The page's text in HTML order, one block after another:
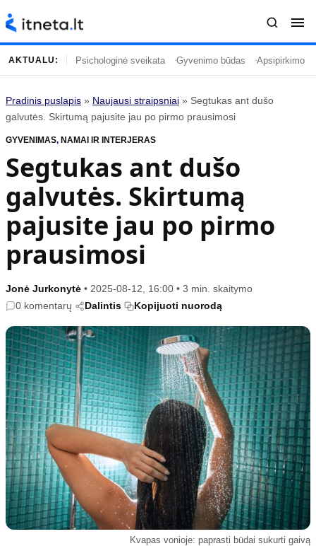
Turinys
Naujausi straipsniai
Gyvenimas
Įdomybės
Mada
Mokslas
Namai ir interjeras
Temos
Kulinarija
Gyvenimo būdas
Vasaros mada
Populiaru
Sodas ir daržas
Sveikata ir grožis
Karjera
Psichologinė sveikata
Tvari mada
Informacija
Klaidų taisymo politika
Naudojimo sąlygos
Privatumo politika
Reklamos politika
Slapukų politika
Redakcija
Apie mus
Autoriai
AKTUALU: Psichologinė sveikata Gyvenimo būdas Apsipirkimo
Pradinis puslapis » Naujausi straipsniai » Segtukas ant dušo
galvutės. Skirtumą pajusite jau po pirmo prausimosi
GYVENIMAS, NAMAI IR INTERJERAS
Segtukas ant dušo
galvutės. Skirtumą
pajusite jau po pirmo
prausimosi
Jonė Jurkonytė • 2025-08-12, 16:00 • 3 min. skaitymo
0 komentarų
Dalintis Kopijuoti nuorodą
Kvapas vonioje: paprasti būdai sukurti gaivą